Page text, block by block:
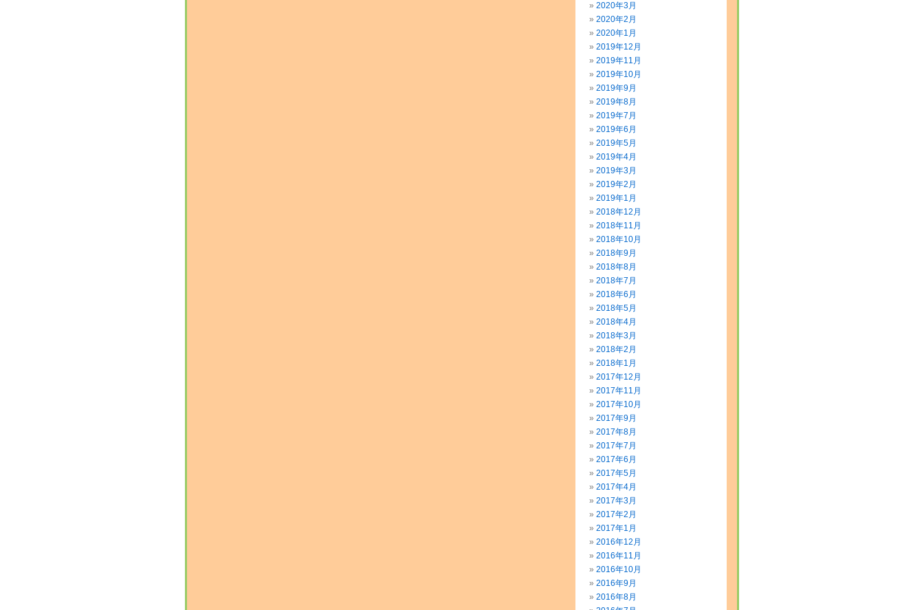
2020年3月
2020年2月
2020年1月
2019年12月
2019年11月
2019年10月
2019年9月
2019年8月
2019年7月
2019年6月
2019年5月
2019年4月
2019年3月
2019年2月
2019年1月
2018年12月
2018年11月
2018年10月
2018年9月
2018年8月
2018年7月
2018年6月
2018年5月
2018年4月
2018年3月
2018年2月
2018年1月
2017年12月
2017年11月
2017年10月
2017年9月
2017年8月
2017年7月
2017年6月
2017年5月
2017年4月
2017年3月
2017年2月
2017年1月
2016年12月
2016年11月
2016年10月
2016年9月
2016年8月